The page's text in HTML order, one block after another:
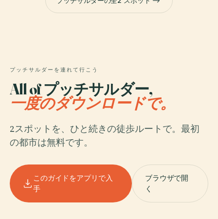
プッチサルダーを連れて行こう
All of プッチサルダー,
一度のダウンロードで。
2スポットを、ひと続きの徒歩ルートで。最初
の都市は無料です。
このガイドをアプリで入
手
ブラウザで開
く